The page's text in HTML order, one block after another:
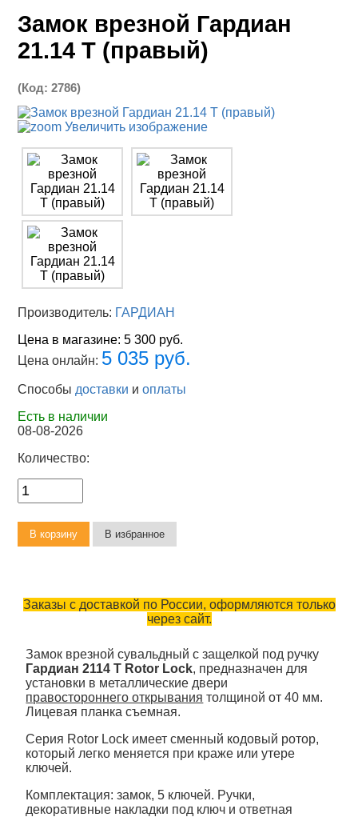
Замок врезной Гардиан
21.14 Т (правый)
(Код:2786)
Увеличить изображение
Производитель: ГАРДИАН
Цена в магазине:5 300 руб.
Цена онлайн: 5 035 руб.
Способы доставки иоплаты
Есть в наличии
08-08-2026
Количество:
Заказы с доставкой по России, оформляются только
через сайт.
Замок врезной сувальдный с защелкой под ручку
Гардиан 2114 Т Rotor Lock, предназначен для
установки в металлические двери
правостороннего открывания толщиной от 40 мм.
Лицевая планка съемная.
Серия Rotor Lock имеет сменный кодовый ротор,
который легко меняется при краже или утере
ключей.
Комплектация: замок, 5 ключей. Ручки,
декоративные накладки под ключ и ответная